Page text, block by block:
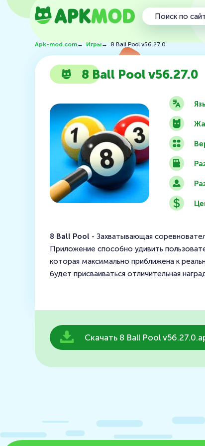
Apk-mod.com→Игры→8 Ball Pool v56.27.0
8 Ball Pool v56.27.0
8 Ball Pool - Захватывающая
Приложение способно удивить
которая максимально приближена к
будет присваиваться отличительная
Скачать 8 Ball Pool